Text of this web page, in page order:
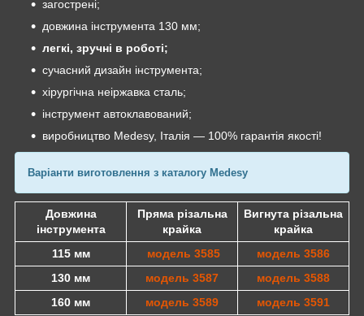
загострені;
довжина інструмента 130 мм;
легкі, зручні в роботі;
сучасний дизайн інструмента;
хірургічна неіржавка сталь;
інструмент автоклавований;
виробництво Medesy, Італія — 100% гарантія якості!
Варіанти виготовлення з каталогу Medesy
Довжина
інструмента
Пряма різальна
крайка
Вигнута різальна
крайка
115 мм
модель 3585
модель 3586
130 мм
модель 3587
модель 3588
160 мм
модель 3589 модель 3591